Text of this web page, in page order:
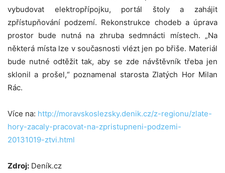
vybudovat elektropřípojku, portál štoly a zahájit
zpřístupňování podzemí. Rekonstrukce chodeb a úprava
prostor bude nutná na zhruba sedmnácti místech. „Na
některá místa lze v současnosti vlézt jen po břiše. Materiál
bude nutné odtěžit tak, aby se zde návštěvník třeba jen
sklonil a prošel,“ poznamenal starosta Zlatých Hor Milan
Rác.
Více na: http://moravskoslezsky.denik.cz/z-regionu/zlate-
hory-zacaly-pracovat-na-zpristupneni-podzemi-
20131019-ztvi.html
Zdroj: Deník.cz